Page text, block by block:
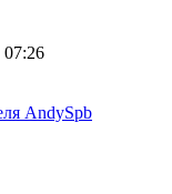
AndySpb